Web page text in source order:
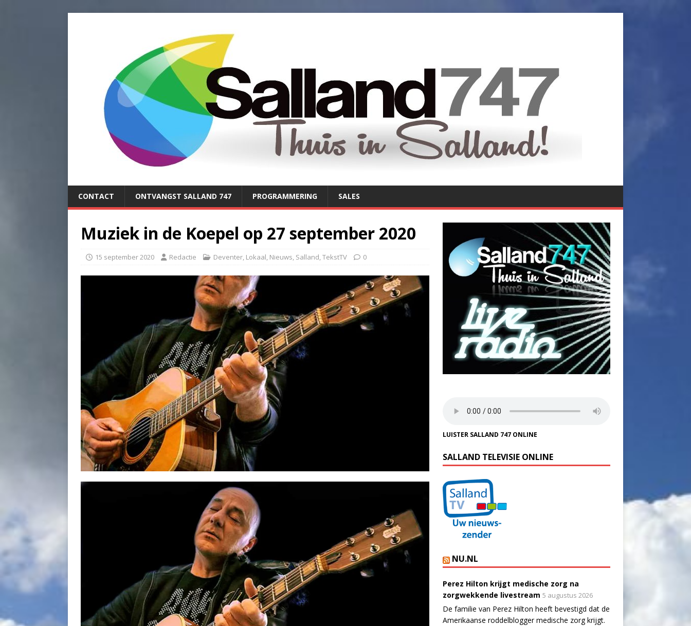
CONTACT ONTVANGST SALLAND 747 PROGRAMMERING SALES
Muziek in de Koepel op 27 september 2020
15 september 2020 Redactie Deventer, Lokaal, Nieuws, Salland,TekstTV 0
LUISTER SALLAND 747 ONLINE
SALLAND TELEVISIE ONLINE
NU.NL
Perez Hilton krijgt medische zorg na
zorgwekkende livestream 5 augustus 2026
De familie van Perez Hilton heeft bevestigd dat de
Amerikaanse roddelblogger medische zorg krijgt.